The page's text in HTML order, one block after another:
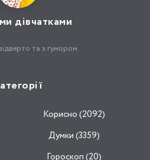
дівчатками
та з гумором.
Корисно (2092)
Думки (3359)
Гороскоп (20)